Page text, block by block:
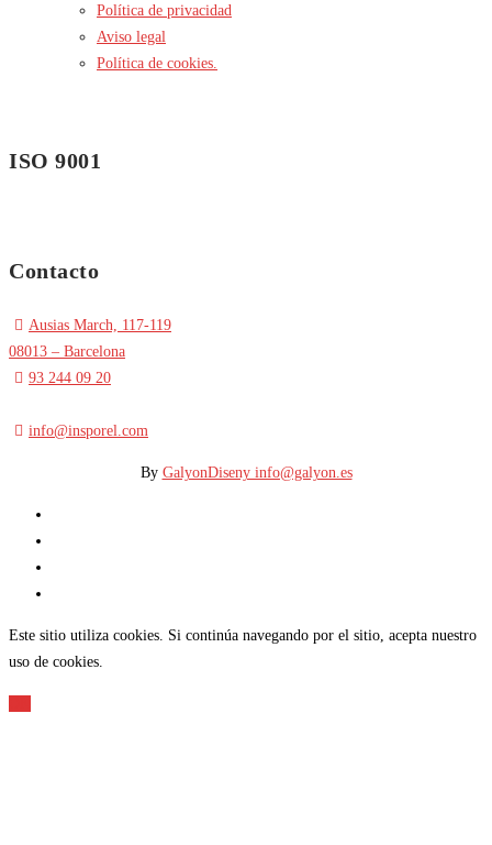
Política de privacidad
Aviso legal
Política de cookies.
ISO 9001
Contacto
Ausias March, 117-119
08013 – Barcelona
93 244 09 20
info@insporel.com
By GalyonDiseny info@galyon.es
Este sitio utiliza cookies. Si continúa navegando por el sitio, acepta nuestro
uso de cookies.